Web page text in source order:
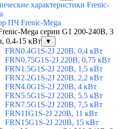
характеристики Frenic-
ПЧ Frenic-Mega
Mega серии G1 200-240В, 3
0,4-15 кВт
▼
FRN0.4G1S-2J 220В, 0,4 кВт
FRN0.75G1S-2J 220В, 0,75 кВт
FRN1.5G1S-2J 220В, 1,5 кВт
FRN2.2G1S-2J 220В, 2,2 кВт
FRN4.0G1S-2J 220В, 4 кВт
FRN5.5G1S-2J 220В, 5,5 кВт
FRN7.5G1S-2J 220В, 7,5 кВт
FRN11G1S-2J 220В, 11 кВт
FRN15G1S-2J 220В, 15 кВт